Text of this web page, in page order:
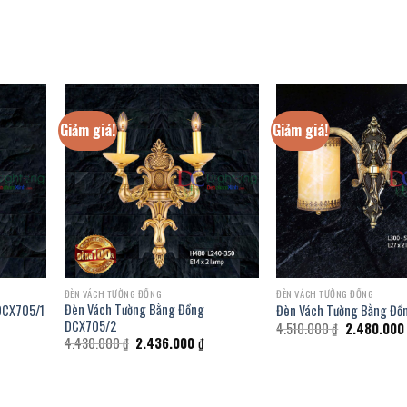
1
Giảm giá!
ĐÈN VÁCH TƯỜNG ĐỒNG
Đèn Vách Tường Bằng Đồng
DCX705/2
4.430.000₫ Giá
gốc
2.436.000₫Giá
Giảm giá!
ĐÈN VÁCH TƯỜNG ĐỒNG
Đèn Vách Tường Bằng
4.510.000₫ Giá
gốc
2.480.000